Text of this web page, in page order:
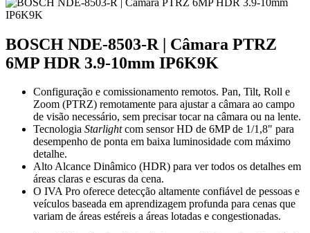
BOSCH NDE-8503-R | Câmara PTRZ
6MP HDR 3.9-10mm IP6K9K
Configuração e comissionamento remotos. Pan, Tilt, Roll e
Zoom (PTRZ) remotamente para ajustar a câmara ao campo
de visão necessário, sem precisar tocar na câmara ou na lente.
Tecnologia Starlightcom sensor HD de 6MP de 1/1,8" para
desempenho de ponta em baixa luminosidade com máximo
detalhe.
Alto Alcance Dinâmico (HDR) para ver todos os detalhes em
áreas claras e escuras da cena.
O IVA Pro oferece detecção altamente confiável de pessoas e
veículos baseada em aprendizagem profunda para cenas que
variam de áreas estéreis a áreas lotadas e congestionadas.